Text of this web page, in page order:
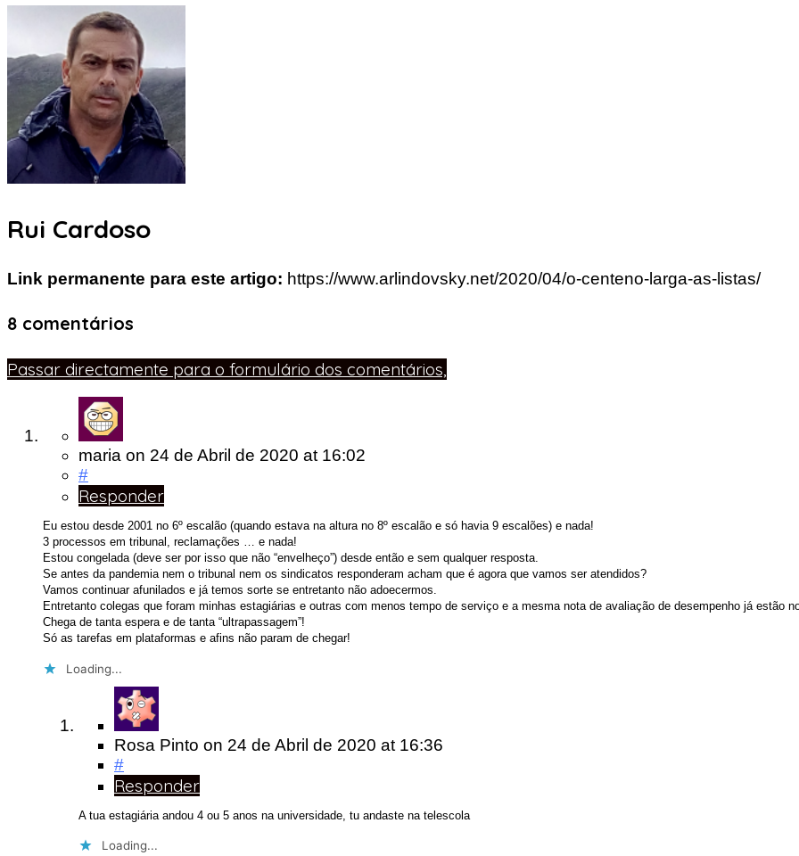
Rui Cardoso
Link permanente para este artigo: https://www.arlindovsky.net/2020/04/o-centeno-larga-as-listas/
8 comentários
Passar directamente para o formulário dos comentários,
maria on 24 de Abril de 2020 at 16:02
#
Responder
Eu estou desde 2001 no 6º escalão (quando estava na altura no 8º escalão e só havia 9 escalões) e nada!
3 processos em tribunal, reclamações … e nada!
Estou congelada (deve ser por isso que não “envelheço”) desde então e sem qualquer resposta.
Se antes da pandemia nem o tribunal nem os sindicatos responderam acham que é agora que vamos ser atendidos?
Vamos continuar afunilados e já temos sorte se entretanto não adoecermos.
Entretanto colegas que foram minhas estagiárias e outras com menos tempo de serviço e a mesma nota de avaliação de desempenho já estão
Chega de tanta espera e de tanta “ultrapassagem”!
Só as tarefas em plataformas e afins não param de chegar!
Loading...
Rosa Pinto on 24 de Abril de 2020 at 16:36
#
Responder
A tua estagiária andou 4 ou 5 anos na universidade, tu andaste na telescola
Loading...